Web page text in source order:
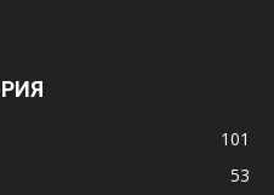
101
53